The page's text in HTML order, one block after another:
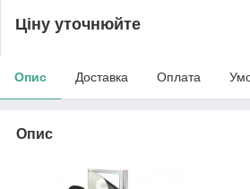
Ціну уточнюйте
Опис Доставка Оплата
Опис